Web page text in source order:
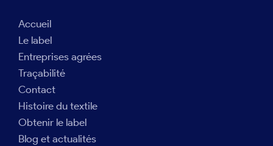
Accueil
Le label
Entreprises agrées
Traçabilité
Contact
Histoire du textile
Obtenir le label
Blog et actualités